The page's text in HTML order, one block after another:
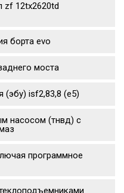
zf 12tx2620td
борта evo
моста
(эбу) isf2,83,8 (е5)
насосом (тнвд) с
программное